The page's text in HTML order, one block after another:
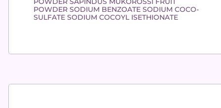
POWDER SODIUM BENZOATE SODIUM COCO-
SULFATE SODIUM COCOYL ISETHIONATE